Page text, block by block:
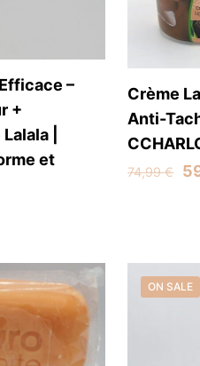
–
+
|
et
Crème
Anti-
74,99€
ON SALE